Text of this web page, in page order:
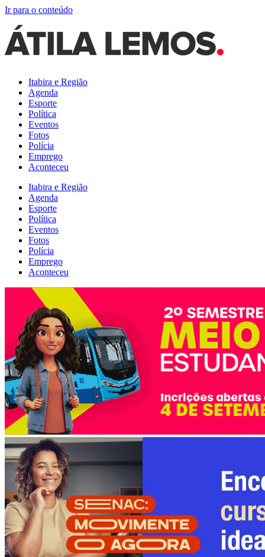
Ir para o conteúdo
Itabira e Região
Agenda
Esporte
Política
Eventos
Fotos
Polícia
Emprego
Aconteceu
Itabira e Região
Agenda
Esporte
Política
Eventos
Fotos
Polícia
Emprego
Aconteceu